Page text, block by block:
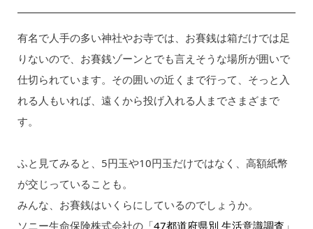
有名で人手の多い神社やお寺では、お賽銭は箱だけでは足
りないので、お賽銭ゾーンとでも言えそうな場所が囲いで
仕切られています。その囲いの近くまで行って、そっと入
れる人もいれば、遠くから投げ入れる人までさまざまで
す。
ふと見てみると、5円玉や10円玉だけではなく、高額紙幣
が交じっていることも。
みんな、お賽銭はいくらにしているのでしょうか。
ソニー生命保険株式会社の「47都道府県別 生活意識調査 」